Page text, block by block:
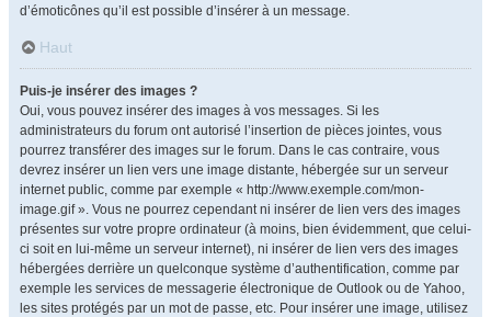
d’émoticônes qu’il est possible d’insérer à un message.
Haut
Puis-je insérer des images ?
Oui, vous pouvez insérer des images à vos messages. Si les
administrateurs du forum ont autorisé l’insertion de pièces jointes, vous
pourrez transférer des images sur le forum. Dans le cas contraire, vous
devrez insérer un lien vers une image distante, hébergée sur un serveur
internet public, comme par exemple « http://www.exemple.com/mon-
image.gif ». Vous ne pourrez cependant ni insérer de lien vers des images
présentes sur votre propre ordinateur (à moins, bien évidemment, que celui-
ci soit en lui-même un serveur internet), ni insérer de lien vers des images
hébergées derrière un quelconque système d’authentification, comme par
exemple les services de messagerie électronique de Outlook ou de Yahoo,
les sites protégés par un mot de passe, etc. Pour insérer une image, utilisez